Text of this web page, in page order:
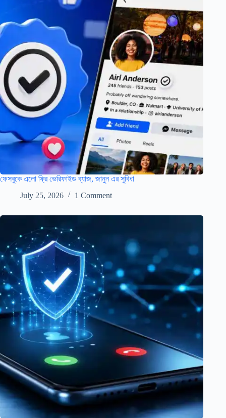
ফেসবুকে এলো ফ্রি ভেরিফাইড ব্যাজ, জানুন এর সুবিধা
July 25, 2026
1 Comment